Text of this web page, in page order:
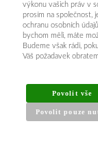
Obchodní
výkonu vašich práv v
prosím na společnost,
ochranu osobních
bychom měli, máte
Budeme však rádi,
Váš požadavek
Povolit vše
Povolit pouze